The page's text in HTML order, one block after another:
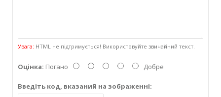
Увага: HTML не підтримується! Використовуйте звичайний текст.
Оцінка: Погано Добре
Введіть код, вказаний на зображенні: